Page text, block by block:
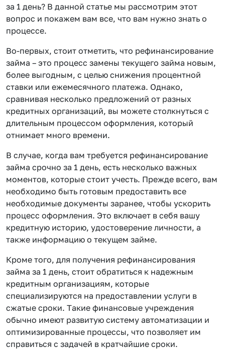
за 1 день? В данной статье мы рассмотрим этот
вопрос и покажем вам все, что вам нужно знать о
процессе.
Во-первых, стоит отметить, что рефинансирование
займа – это процесс замены текущего займа новым,
более выгодным, с целью снижения процентной
ставки или ежемесячного платежа. Однако,
сравнивая несколько предложений от разных
кредитных организаций, вы можете столкнуться с
длительным процессом оформления, который
отнимает много времени.
В случае, когда вам требуется рефинансирование
займа срочно за 1 день, есть несколько важных
моментов, которые стоит учесть. Прежде всего, вам
необходимо быть готовым предоставить все
необходимые документы заранее, чтобы ускорить
процесс оформления. Это включает в себя вашу
кредитную историю, удостоверение личности, а
также информацию о текущем займе.
Кроме того, для получения рефинансирования
займа за 1 день, стоит обратиться к надежным
кредитным организациям, которые
специализируются на предоставлении услуги в
сжатые сроки. Такие финансовые учреждения
обычно имеют развитую систему автоматизации и
оптимизированные процессы, что позволяет им
справиться с задачей в кратчайшие сроки.